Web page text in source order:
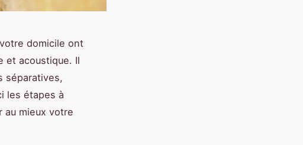
domicile ont
et acoustique. Il
séparatives,
les étapes à
mieux votre